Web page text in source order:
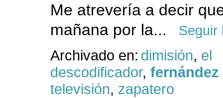
Me atrevería a decir
mañana por la...
Seguir
Archivado en: dimisión, el
descodificador,
televisión, zapatero